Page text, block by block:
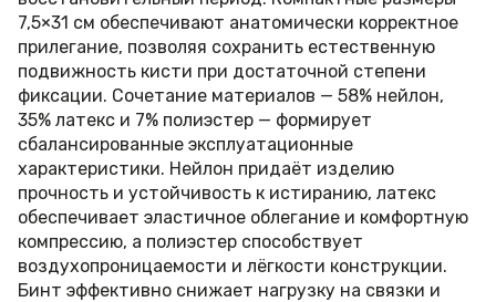
7,5×31 см обеспечивают анатомически корректное
прилегание, позволяя сохранить естественную
подвижность кисти при достаточной степени
фиксации. Сочетание материалов — 58% нейлон,
35% латекс и 7% полиэстер — формирует
сбалансированные эксплуатационные
характеристики. Нейлон придаёт изделию
прочность и устойчивость к истиранию, латекс
обеспечивает эластичное облегание и комфортную
компрессию, а полиэстер способствует
воздухопроницаемости и лёгкости конструкции.
Бинт эффективно снижает нагрузку на связки и